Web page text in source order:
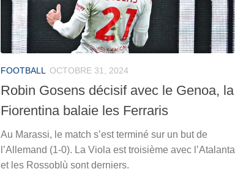
FOOTBALL OCTOBRE 31, 2024
Robin Gosens décisif avec le Genoa, la
Fiorentina balaie les Ferraris
Au Marassi, le match s’est terminé sur un but de
l’Allemand (1-0). La Viola est troisième avec l’Atalanta
et les Rossoblù sont derniers.